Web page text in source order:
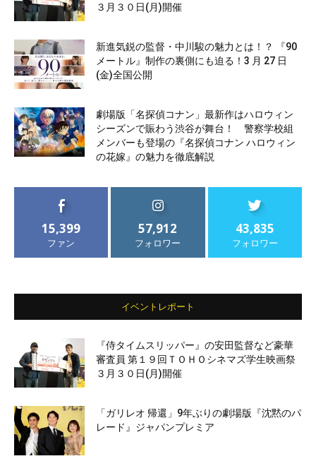
３月３０日(月)開催
新進気鋭の監督・中川駿の魅力とは！？ 『90
メートル』制作の裏側にも迫る！3 月 27 日
(金)全国公開
劇場版「名探偵コナン」最新作はハロウィン
シーズンで賑わう渋谷が舞台！ 警察学校組
メンバーも登場の『名探偵コナン ハロウィン
の花嫁』の魅力を徹底解説
15,399
ファン
57,912
フォロワー
43,835
フォロワー
イベントレポート
『侍タイムスリッパー』の安田監督など豪華
審査員 第１９回ＴＯＨＯシネマズ学生映画祭
３月３０日(月)開催
「ガリレオ 帰還」9年ぶりの劇場版『沈黙のパ
レード』ジャパンプレミア